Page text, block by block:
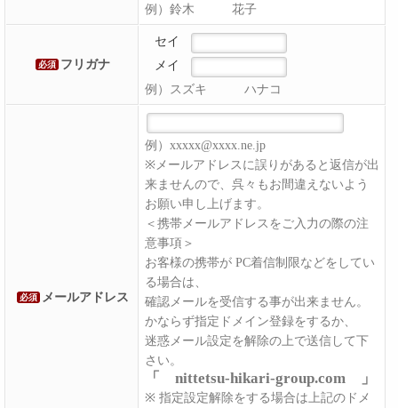
例）鈴木 花子
必須 フリガナ
セイ
メイ
例）スズキ ハナコ
必須 メールアドレス
例）xxxxx@xxxx.ne.jp
※メールアドレスに誤りがあると返信が出
来ませんので、呉々もお間違えないよう
お願い申し上げます。
＜携帯メールアドレスをご入力の際の注
意事項＞
お客様の携帯が PC着信制限などをしてい
る場合は、
確認メールを受信する事が出来ません。
かならず指定ドメイン登録をするか、
迷惑メール設定を解除の上で送信して下
さい。
「 nittetsu-hikari-group.com 」
※ 指定設定解除をする場合は上記のドメ